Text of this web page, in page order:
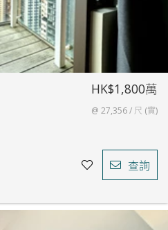
HK$1,800萬
@ 27,356 / 尺 (實)
查詢